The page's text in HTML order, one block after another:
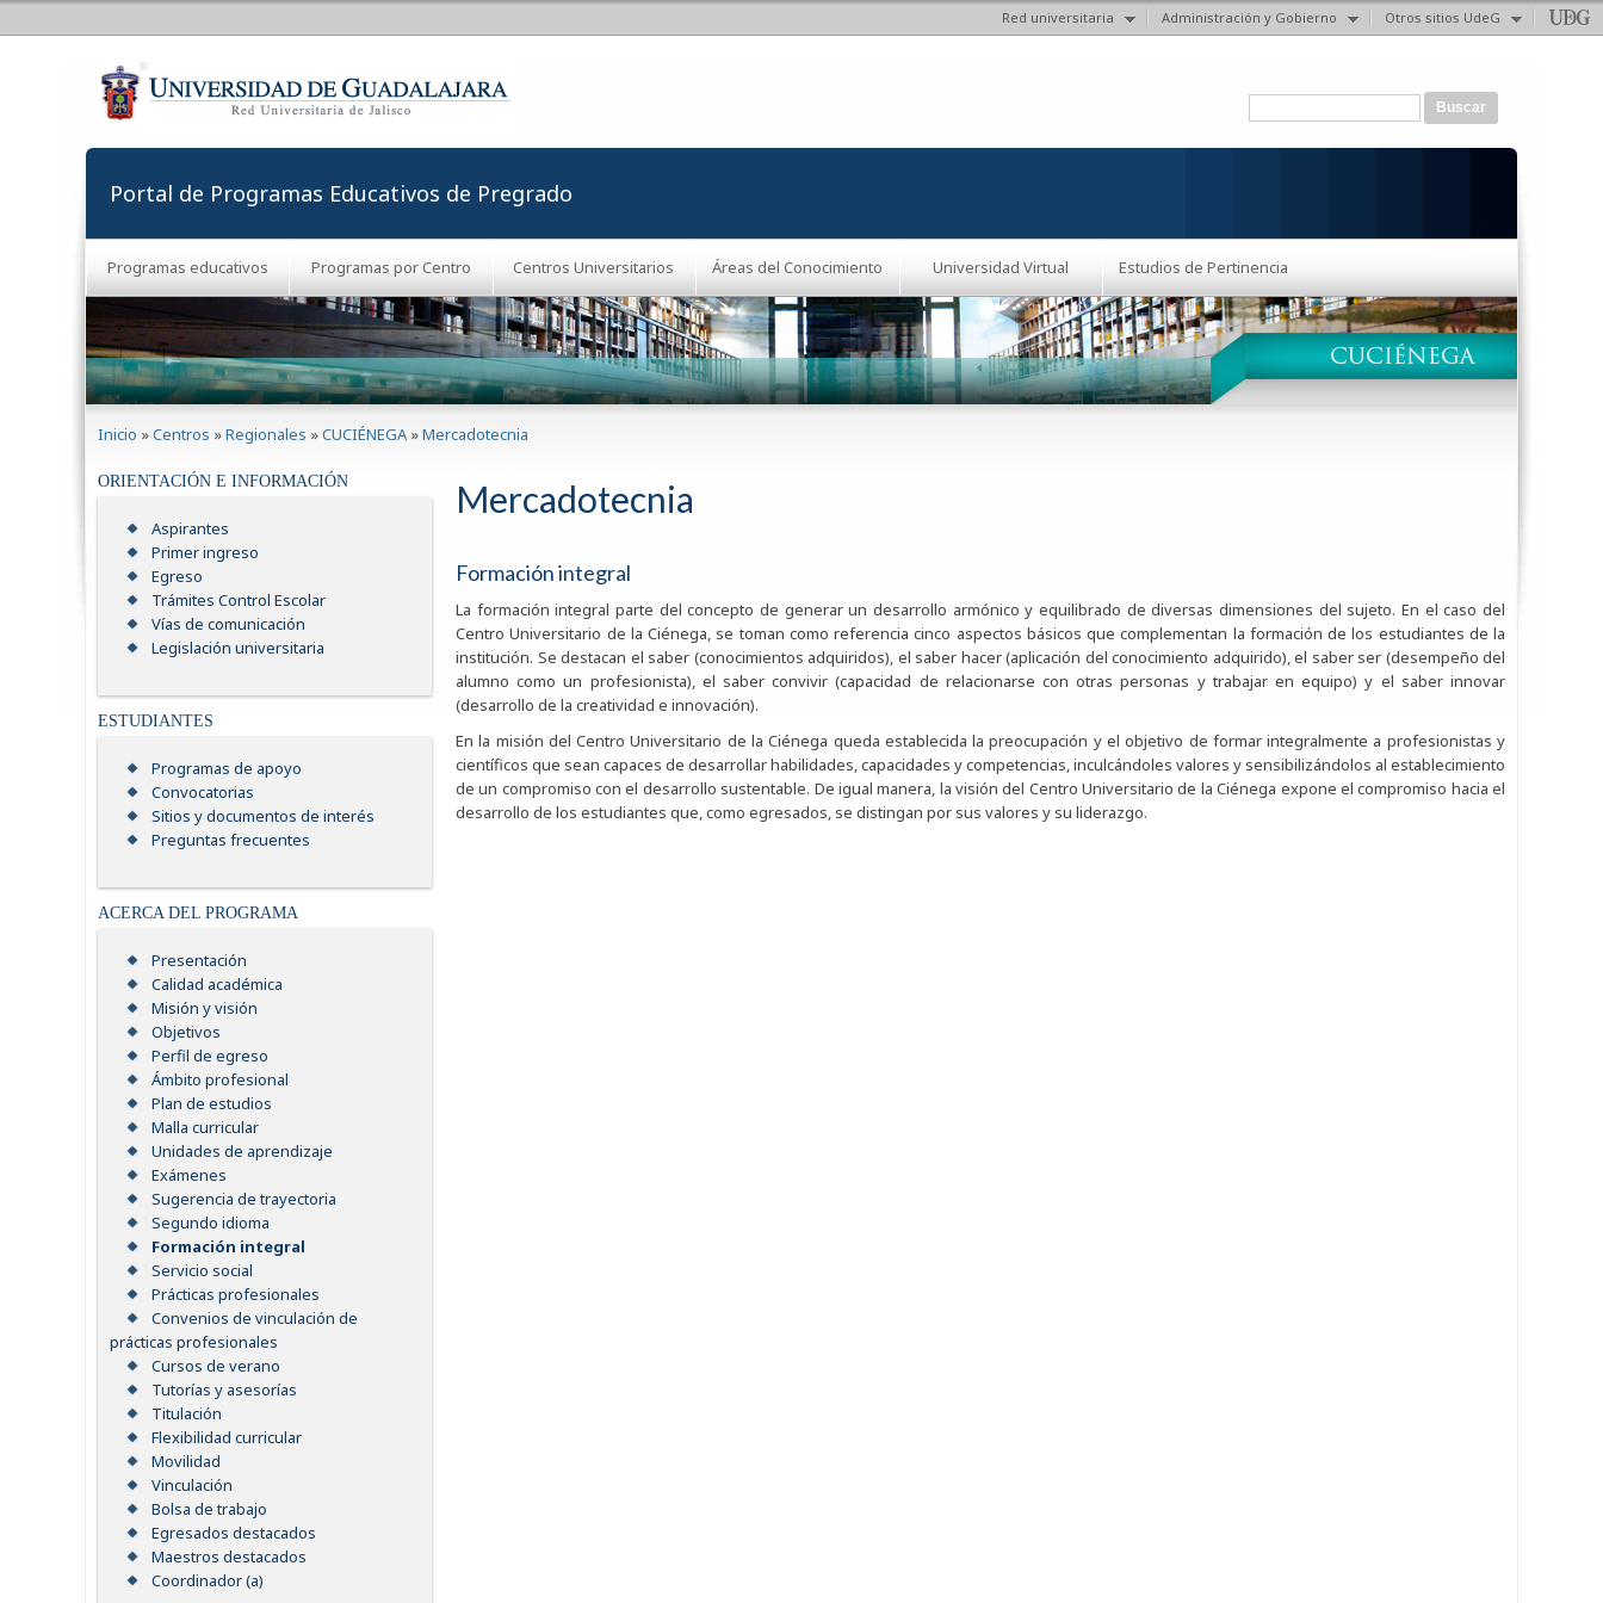
Red universitaria Administración y Gobierno Otros sitios UdeG
Formulario de búsqueda
Portal de Programas Educativos de Pregrado
Programas educativos Programas por Centro Centros Universitarios Áreas del Conocimiento Universidad Virtual Estudios de Pertinencia
Inicio »Centros »Regionales »CUCIÉNEGA »Mercadotecnia
ORIENTACIÓN E INFORMACIÓN
Aspirantes
Primer ingreso
Egreso
Trámites Control Escolar
Vías de comunicación
Legislación universitaria
ESTUDIANTES
Programas de apoyo
Convocatorias
Sitios y documentos de interés
Preguntas frecuentes
ACERCA DEL PROGRAMA
Presentación
Calidad académica
Misión y visión
Objetivos
Perfil de egreso
Ámbito profesional
Plan de estudios
Malla curricular
Unidades de aprendizaje
Exámenes
Sugerencia de trayectoria
Segundo idioma
Formación integral
Servicio social
Prácticas profesionales
Convenios de vinculación de
prácticas profesionales
Cursos de verano
Tutorías y asesorías
Titulación
Flexibilidad curricular
Movilidad
Vinculación
Bolsa de trabajo
Egresados destacados
Maestros destacados
Coordinador (a)
Mercadotecnia
Formación integral
La formación integral parte del concepto de generar un desarrollo armónico y equilibrado de diversas dimensiones del sujeto. En el caso del
Centro Universitario de la Ciénega, se toman como referencia cinco aspectos básicos que complementan la formación de los estudiantes de la
institución. Se destacan el saber (conocimientos adquiridos), el saber hacer (aplicación del conocimiento adquirido), el saber ser (desempeño del
alumno como un profesionista), el saber convivir (capacidad de relacionarse con otras personas y trabajar en equipo) y el saber innovar
(desarrollo de la creatividad e innovación).
En la misión del Centro Universitario de la Ciénega queda establecida la preocupación y el objetivo de formar integralmente a profesionistas y
científicos que sean capaces de desarrollar habilidades, capacidades y competencias, inculcándoles valores y sensibilizándolos al establecimiento
de un compromiso con el desarrollo sustentable. De igual manera, la visión del Centro Universitario de la Ciénega expone el compromiso hacia el
desarrollo de los estudiantes que, como egresados, se distingan por sus valores y su liderazgo.